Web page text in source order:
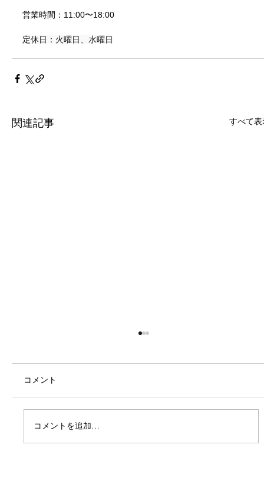
営業時間： 11:00〜18:00
定休日：火曜日、水曜日
関連記事 すべて表
コメント
コメントを追加…